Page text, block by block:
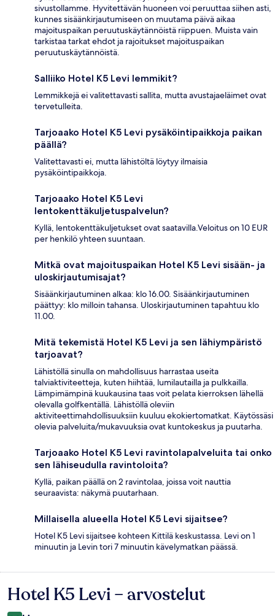
sivustollamme. Hyvitettävän huoneen voi peruuttaa siihen asti,
kunnes sisäänkirjautumiseen on muutama päivä aikaa
majoituspaikan peruutuskäytännöistä riippuen. Muista vain
tarkistaa tarkat ehdot ja rajoitukset majoituspaikan
peruutuskäytännöistä.
Salliiko Hotel K5 Levi lemmikit?
Lemmikkejä ei valitettavasti sallita, mutta avustajaeläimet ovat
tervetulleita.
Tarjoaako Hotel K5 Levi pysäköintipaikkoja paikan
päällä?
Valitettavasti ei, mutta lähistöltä löytyy ilmaisia
pysäköintipaikkoja.
Tarjoaako Hotel K5 Levi
lentokenttäkuljetuspalvelun?
Kyllä, lentokenttäkuljetukset ovat saatavilla.Veloitus on 10 EUR
per henkilö yhteen suuntaan.
Mitkä ovat majoituspaikan Hotel K5 Levi sisään- ja
uloskirjautumisajat?
Sisäänkirjautuminen alkaa: klo 16.00. Sisäänkirjautuminen
päättyy: klo milloin tahansa. Uloskirjautuminen tapahtuu klo
11.00.
Mitä tekemistä Hotel K5 Levi ja sen lähiympäristö
tarjoavat?
Lähistöllä sinulla on mahdollisuus harrastaa useita
talviaktiviteetteja, kuten hiihtää, lumilautailla ja pulkkailla.
Lämpimämpinä kuukausina taas voit pelata kierroksen lähellä
olevalla golfkentällä. Lähistöllä oleviin
aktiviteettimahdollisuuksiin kuuluu ekokiertomatkat. Käytössäsi
olevia palveluita/mukavuuksia ovat kuntokeskus ja puutarha.
Tarjoaako Hotel K5 Levi ravintolapalveluita tai onko
sen lähiseudulla ravintoloita?
Kyllä, paikan päällä on 2 ravintolaa, joissa voit nauttia
seuraavista: näkymä puutarhaan.
Millaisella alueella Hotel K5 Levi sijaitsee?
Hotel K5 Levi sijaitsee kohteen Kittilä keskustassa. Levi on 1
minuutin ja Levin tori 7 minuutin kävelymatkan päässä.
Arvostelut
Hotel K5 Levi – arvostelut